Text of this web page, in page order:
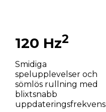
120 Hz2
Smidiga
spelupplevelser och
sömlös rullning med
blixtsnabb
uppdateringsfrekvens